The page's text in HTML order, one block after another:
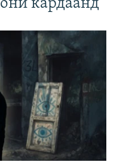
кардаанд